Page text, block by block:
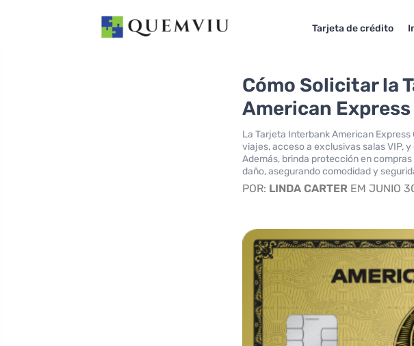
Tarjeta de crédito
Cómo Solicitar la
American
La Tarjeta Interbank American
viajes, acceso a exclusivas salas VIP,
Además, brinda protección en
daño, asegurando comodidad y
POR: LINDA CARTER EM JUNIO